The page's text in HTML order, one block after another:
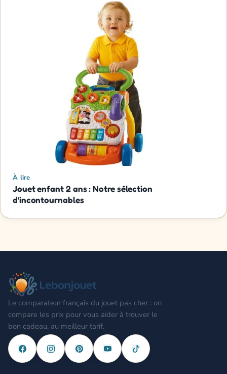
À lire
Jouet enfant 2 ans : Notre sélection
d'incontournables
Le comparateur français du jouet pas cher : on
compare les prix pour vous aider à trouver le
bon cadeau, au meilleur tarif.